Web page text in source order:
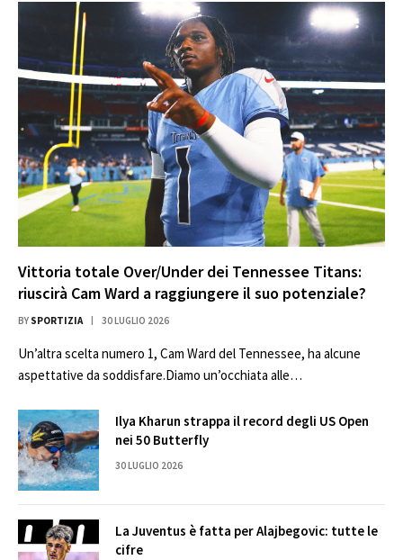
Vittoria totale Over/Under dei Tennessee Titans:
riuscirà Cam Ward a raggiungere il suo potenziale?
BY SPORTIZIA 30 LUGLIO 2026
Un’altra scelta numero 1, Cam Ward del Tennessee, ha alcune
aspettative da soddisfare.Diamo un’occhiata alle…
Ilya Kharun strappa il record degli US Open
nei 50 Butterfly
30 LUGLIO 2026
La Juventus è fatta per Alajbegovic: tutte le
cifre